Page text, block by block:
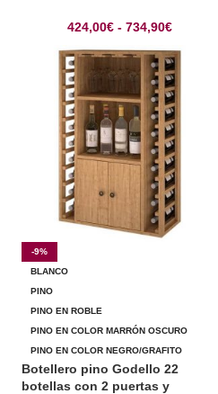
424,00€ - 734,90€
-9%
BLANCO
PINO
PINO EN ROBLE
PINO EN COLOR MARRÓN OSCURO
PINO EN COLOR NEGRO/GRAFITO
Botellero pino Godello 22
botellas con 2 puertas y